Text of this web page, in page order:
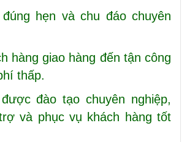
hẹn và chu đáo chuyên
hàng giao hàng đến tận công
thấp.
đào tạo chuyên nghiệp,
và phục vụ khách hàng tốt